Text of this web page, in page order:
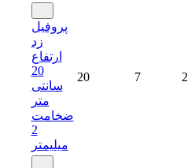
پروفیل
زد
ارتفاع
20
سانتی
متر
ضخامت
2
میلیمتر
20 7 2